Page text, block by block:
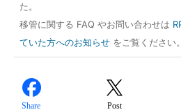
た。
移管に関する FAQ やお問い合わせは
ていた方へのお知らせ をご覧ください。
Share Post